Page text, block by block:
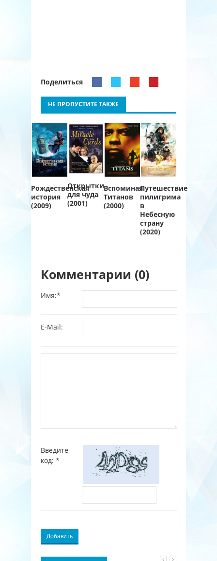
Поделиться
НЕ ПРОПУСТИТЕ ТАКЖЕ
Рождественская
история
(2009)
Открытки
для чуда
(2001)
Вспоминая
Титанов
(2000)
Путешествие
пилигрима
в
Небесную
страну
(2020)
Комментарии (0)
Имя:*
E-Mail:
Введите
код: *
Добавить